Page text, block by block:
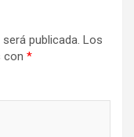
publicada. Los
con *